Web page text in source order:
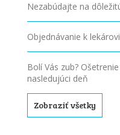
Nezabúdajte na
Objednávanie k
Bolí Vás zub?
nasledujúci deň
Zobraziť všetky